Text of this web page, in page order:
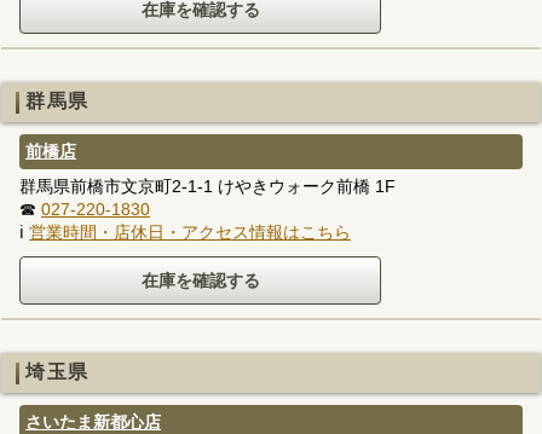
群馬県
前橋店
群馬県前橋市文京町2-1-1 けやきウォーク前橋 1F
☎ 027-220-1830
ℹ 営業時間・店休日・アクセス情報はこちら
埼玉県
さいたま新都心店